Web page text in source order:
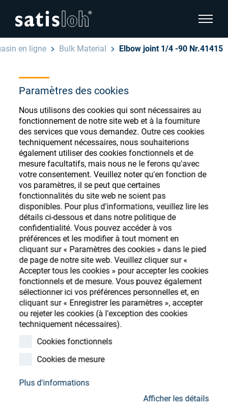
Paramètres des cookies
Nous utilisons des cookies qui sont nécessaires au
fonctionnement de notre site web et à la fourniture
des services que vous demandez. Outre ces cookies
techniquement nécessaires, nous souhaiterions
également utiliser des cookies fonctionnels et de
mesure facultatifs, mais nous ne le ferons qu'avec
votre consentement. Veuillez noter qu'en fonction de
vos paramètres, il se peut que certaines
fonctionnalités du site web ne soient pas
disponibles. Pour plus d'informations, veuillez lire les
détails ci-dessous et dans notre politique de
confidentialité. Vous pouvez accéder à vos
préférences et les modifier à tout moment en
cliquant sur « Paramètres des cookies » dans le pied
de page de notre site web. Veuillez cliquer sur «
Accepter tous les cookies » pour accepter les cookies
fonctionnels et de mesure. Vous pouvez également
sélectionner ici vos préférences personnelles et, en
cliquant sur « Enregistrer les paramètres », accepter
ou rejeter les cookies (à l'exception des cookies
techniquement nécessaires).
Cookies fonctionnels
Cookies de mesure
Plus d'informations
Afficher les détails
afficher
Français
Ophtalmique
Optique de précision
Qui sommes-nous ?
Carrière
Ressources
Contact
Store
cacher la navigation de la page
English
Deutsch
Español
汉语
en ligne Bulk Material Elbow joint 1/4 -90 Nr.41415
Magasin de
consommables
ophtalmiques
Enregistrez-vous ou connectez-vous pour
accéder à vos comptes et découvrir notre
large gamme de consommables ophtalmiques
S'enregistrer Login
Elbow joint 1/4 -90
Nr.41415
Art. No. 55000056